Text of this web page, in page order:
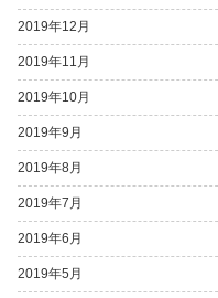
2019年12月
2019年11月
2019年10月
2019年9月
2019年8月
2019年7月
2019年6月
2019年5月